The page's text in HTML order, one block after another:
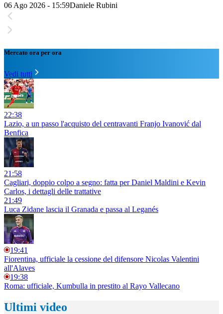
06 Ago 2026 - 15:59Daniele Rubini
Mercato ora per ora
Vedi tutti
22:38
Lazio, a un passo l'acquisto del centravanti Franjo Ivanović dal
Benfica
21:58
Cagliari, doppio colpo a segno: fatta per Daniel Maldini e Kevin
Carlos, i dettagli delle trattative
21:49
Luca Zidane lascia il Granada e passa al Leganés
19:41
Fiorentina, ufficiale la cessione del difensore Nicolas Valentini
all'Alaves
19:38
Roma: ufficiale, Kumbulla in prestito al Rayo Vallecano
Ultimi video